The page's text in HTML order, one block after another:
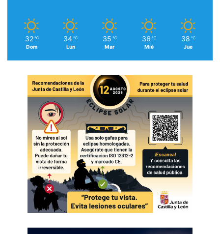
32 ℃
Dom
34 ℃
Lun
35 ℃
Mar
36 ℃
Mié
38 ℃
Jue